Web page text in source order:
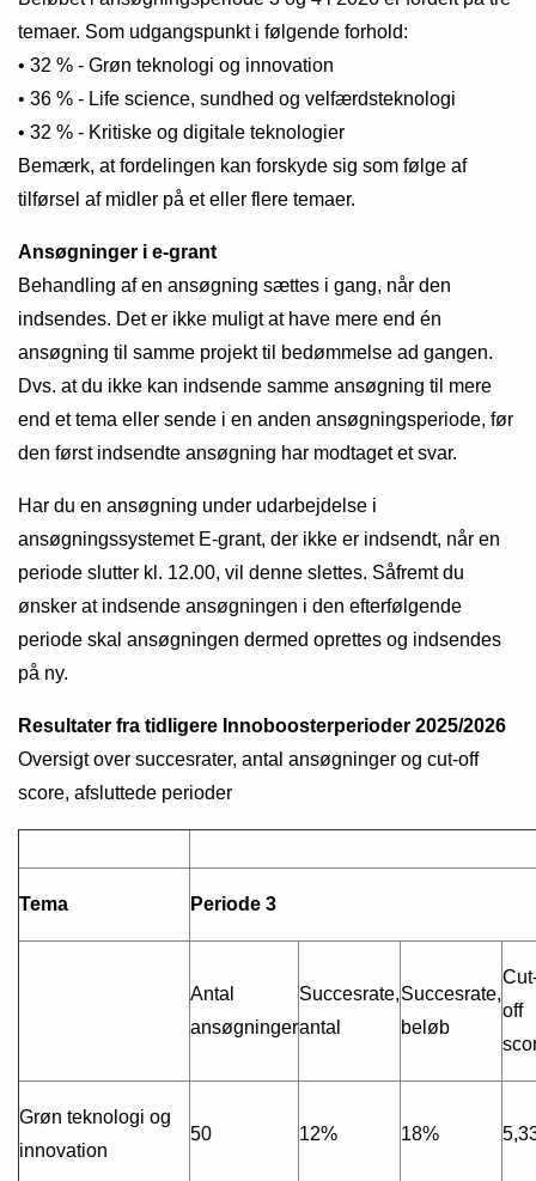
temaer. Som udgangspunkt i følgende forhold:
• 32 % - Grøn teknologi og innovation
• 36 % - Life science, sundhed og velfærdsteknologi
• 32 % - Kritiske og digitale teknologier
Bemærk, at fordelingen kan forskyde sig som følge af
tilførsel af midler på et eller flere temaer.
Ansøgninger i e-grant
Behandling af en ansøgning sættes i gang, når den
indsendes. Det er ikke muligt at have mere end én
ansøgning til samme projekt til bedømmelse ad gangen.
Dvs. at du ikke kan indsende samme ansøgning til mere
end et tema eller sende i en anden ansøgningsperiode, før
den først indsendte ansøgning har modtaget et svar.
Har du en ansøgning under udarbejdelse i
ansøgningssystemet E-grant, der ikke er indsendt, når en
periode slutter kl. 12.00, vil denne slettes. Såfremt du
ønsker at indsende ansøgningen i den efterfølgende
periode skal ansøgningen dermed oprettes og indsendes
på ny.
Resultater fra tidligere Innoboosterperioder 2025/2026
Oversigt over succesrater, antal ansøgninger og cut-off
score, afsluttede perioder
Tema Periode 3
Antal
ansøgninger
Succesrate,
antal
Succesrate,
beløb
off
Grøn teknologi og
innovation
50 12% 18%